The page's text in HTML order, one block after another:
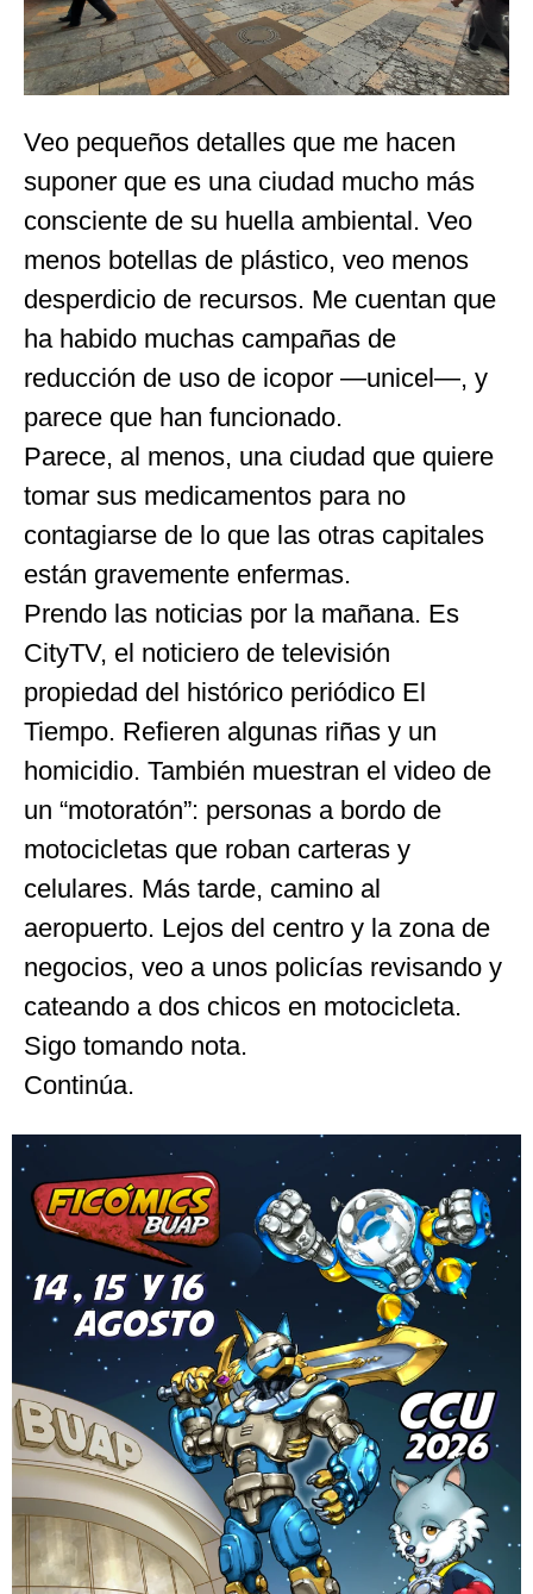
Veo pequeños detalles que me hacen
suponer que es una ciudad mucho más
consciente de su huella ambiental. Veo
menos botellas de plástico, veo menos
desperdicio de recursos. Me cuentan que
ha habido muchas campañas de
reducción de uso de icopor —unicel—, y
parece que han funcionado.
Parece, al menos, una ciudad que quiere
tomar sus medicamentos para no
contagiarse de lo que las otras capitales
están gravemente enfermas.
Prendo las noticias por la mañana. Es
CityTV, el noticiero de televisión
propiedad del histórico periódico El
Tiempo. Refieren algunas riñas y un
homicidio. También muestran el video de
un “motoratón”: personas a bordo de
motocicletas que roban carteras y
celulares. Más tarde, camino al
aeropuerto. Lejos del centro y la zona de
negocios, veo a unos policías revisando y
cateando a dos chicos en motocicleta.
Sigo tomando nota.
Continúa.